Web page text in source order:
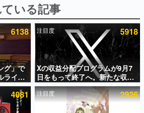
プ
いる記事ランキング
一覧
いる記事
6138
グ」で
ライク
はソウ
事に失
注目度 5918
Xの収益分配プログラムが9月7
日をもって終了へ。新たな収益
化制度「Original Content
Rewards Program」を発表
4081 注目度 2926